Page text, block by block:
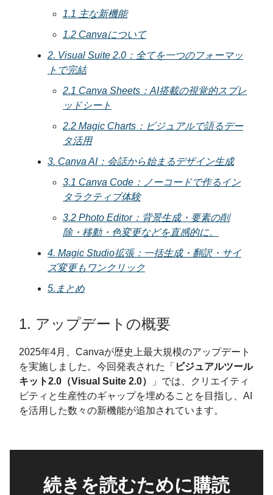
1.1 主な新機能
1.2 Canvaについて
2. Visual Suite 2.0：全てを一つのフォーマッ
トで完結
2.1 Canva Sheets：AI搭載の視覚的スプレ
ッドシート
2.2 Magic Charts：ビジュアルで語るデー
タ活用
3. Canva AI：会話から始まるデザイン生成
3.1 Canva Code：ノーコードで作るイン
タラクティブ体験
3.2 Photo Editor：背景生成・要素の削
除・移動・色変更などを直感的に。
4. Magic Studio拡張：一括生成・翻訳・サイ
ズ変更もワンクリック
5.まとめ
1. アップデートの概要
2025年4月、Canvaが歴史上最大規模のアップデート
を実施しました。今回発表された「 ビジュアルツール
キット2.0（Visual Suite 2.0）
」では、クリエイティ
ビティと生産性のギャップを埋めることを目指し、AI
を活用した数々の新機能が追加されています。
続きを読むために購読